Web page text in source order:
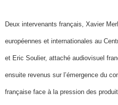
Deux intervenants français, Xavier
européennes et internationales au
et Eric Soulier, attaché audiovisuel
ensuite revenus sur l’émergence du
française face à la pression des